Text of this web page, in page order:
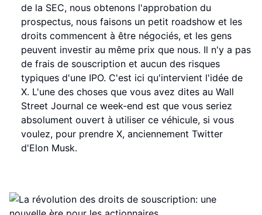
de la SEC, nous obtenons l'approbation du
prospectus, nous faisons un petit roadshow et les
droits commencent à être négociés, et les gens
peuvent investir au même prix que nous. Il n'y a pas
de frais de souscription et aucun des risques
typiques d'une IPO. C'est ici qu'intervient l'idée de
X. L'une des choses que vous avez dites au Wall
Street Journal ce week-end est que vous seriez
absolument ouvert à utiliser ce véhicule, si vous
voulez, pour prendre X, anciennement Twitter
d'Elon Musk.